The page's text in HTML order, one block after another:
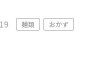
麺類 おかず